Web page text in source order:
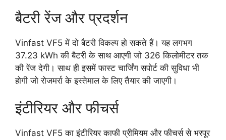
बैटरी रेंज और प्रदर्शन
Vinfast VF5 में दो बैटरी विकल्प हो सकते हैं। यह लगभग
37.23 kWh की बैटरी के साथ आएगी जो 326 किलोमीटर तक
की रेंज देगी। साथ ही इसमें फास्ट चार्जिंग सपोर्ट की सुविधा भी
होगी जो रोजमर्रा के इस्तेमाल के लिए तैयार की जाएगी।
इंटीरियर और फीचर्स
Vinfast VF5 का इंटीरियर काफी प्रीमियम और फीचर्स से भरपूर